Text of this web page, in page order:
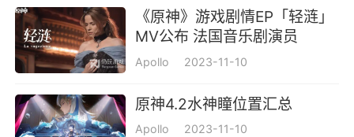
《原神》游戏剧情EP「轻涟」
MV公布 法国音乐剧演员
Cécilia Cara表演一览
Apollo 2023-11-10
原神4.2水神瞳位置汇总
Apollo 2023-11-10